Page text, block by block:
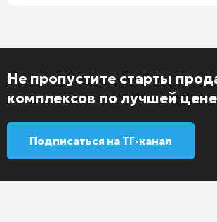
Не пропустите старты
комплексов по лучшей цене
Подписаться на ТГ-канал